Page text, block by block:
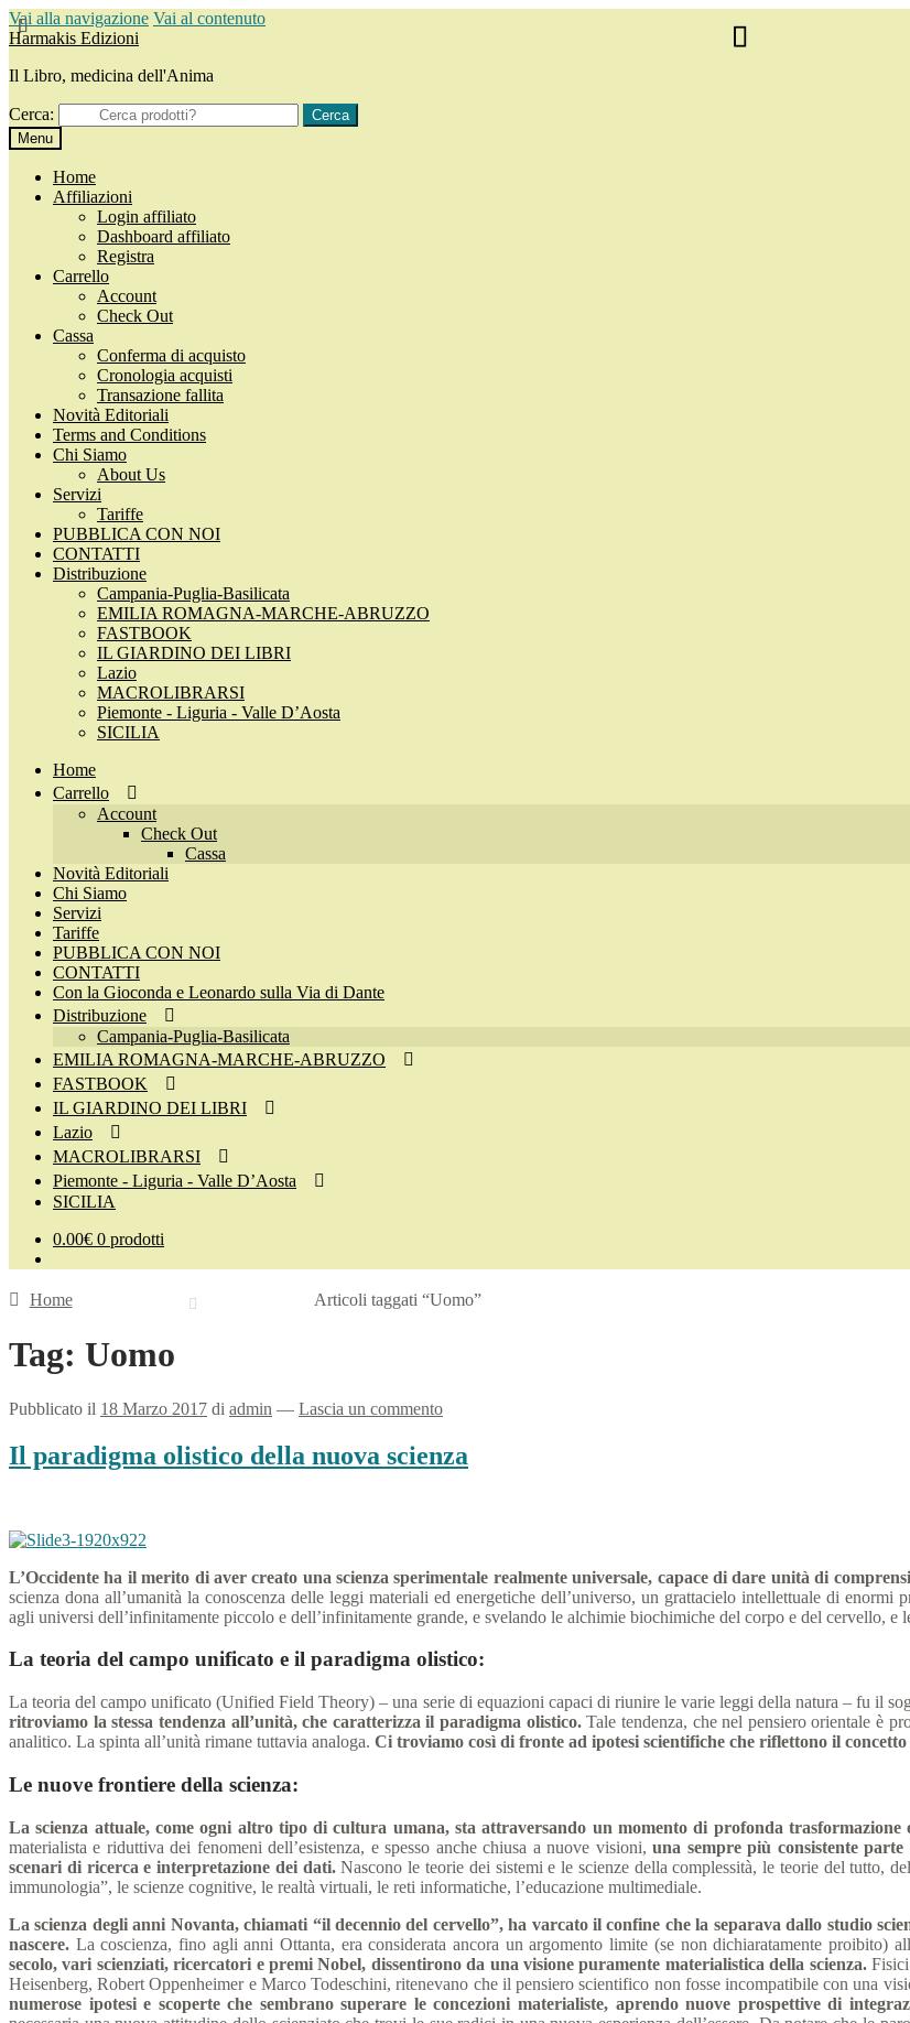
Vai alla navigazione Vai al contenuto
Harmakis Edizioni
Il Libro, medicina dell'Anima
Cerca:
Cerca
Menu
Home
Affiliazioni
Login affiliato
Dashboard affiliato
Registra
Carrello
Account
Check Out
Cassa
Conferma di acquisto
Cronologia acquisti
Transazione fallita
Novità Editoriali
Terms and Conditions
Chi Siamo
About Us
Servizi
Tariffe
PUBBLICA CON NOI
CONTATTI
Distribuzione
Campania-Puglia-Basilicata
EMILIA ROMAGNA-MARCHE-ABRUZZO
FASTBOOK
IL GIARDINO DEI LIBRI
Lazio
MACROLIBRARSI
Piemonte - Liguria - Valle D’Aosta
SICILIA
Home
Carrello
Account
Check Out
Cassa
Novità Editoriali
Chi Siamo
Servizi
Tariffe
PUBBLICA CON NOI
CONTATTI
Con la Gioconda e Leonardo sulla Via di Dante
Distribuzione
Campania-Puglia-Basilicata
EMILIA ROMAGNA-MARCHE-ABRUZZO
FASTBOOK
IL GIARDINO DEI LIBRI
Lazio
MACROLIBRARSI
Piemonte - Liguria - Valle D’Aosta
SICILIA
0.00€ 0 prodotti
Home Articoli taggati “Uomo”
Tag: Uomo
Pubblicato il 18 Marzo 2017 di admin — Lascia un commento
Il paradigma olistico della nuova scienza
L’Occidente ha il merito di aver creato una scienza sperimentale realmente universale, capace di dare unità di
scienza dona all’umanità la conoscenza delle leggi materiali ed energetiche dell’universo, un grattacielo intellettuale di enormi
agli universi dell’infinitamente piccolo e dell’infinitamente grande, e svelando le alchimie biochimiche del corpo e del cervello, e
La teoria del campo unificato e il paradigma olistico:
La teoria del campo unificato (Unified Field Theory) – una serie di equazioni capaci di riunire le varie leggi della natura – fu il
ritroviamo la stessa tendenza all’unità, che caratterizza il paradigma olistico.Tale tendenza, che nel pensiero orientale è
analitico. La spinta all’unità rimane tuttavia analoga. Ci troviamo così di fronte ad ipotesi scientifiche che riflettono il
Le nuove frontiere della scienza:
La scienza attuale, come ogni altro tipo di cultura umana, sta attraversando un momento di profonda trasformazione
materialista e riduttiva dei fenomeni dell’esistenza, e spesso anche chiusa a nuove visioni,una sempre più consistente
scenari di ricerca e interpretazione dei dati.Nascono le teorie dei sistemi e le scienze della complessità, le teorie del tutto,
immunologia”, le scienze cognitive, le realtà virtuali, le reti informatiche, l’educazione multimediale.
La scienza degli anni Novanta, chiamati “il decennio del cervello”, ha varcato il confine che la separava dallo studio
nascere. La coscienza, fino agli anni Ottanta, era considerata ancora un argomento limite (se non dichiaratamente proibito)
secolo, vari scienziati, ricercatori e premi Nobel, dissentirono da una visione puramente materialistica della scienza.Fisici
Heisenberg, Robert Oppenheimer e Marco Todeschini, ritenevano che il pensiero scientifico non fosse incompatibile con una
numerose ipotesi e scoperte che sembrano superare le concezioni materialiste, aprendo nuove prospettive di